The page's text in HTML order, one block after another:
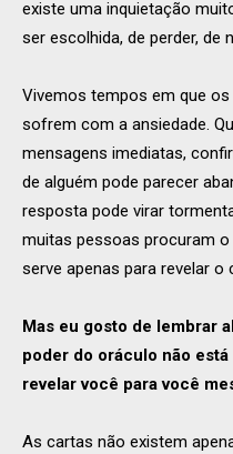
existe uma inquietação
ser escolhida, de perder, de
Vivemos tempos em que
sofrem com a ansiedade.
mensagens imediatas,
de alguém pode parecer
resposta pode virar
muitas pessoas procuram
serve apenas para revelar
Mas eu gosto de lembrar
poder do oráculo não
revelar você para você
As cartas não existem